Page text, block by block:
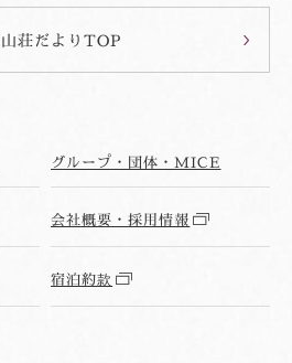
荘だよりTOP
グループ・団体・MICE
会社概要・採用情報
宿泊約款